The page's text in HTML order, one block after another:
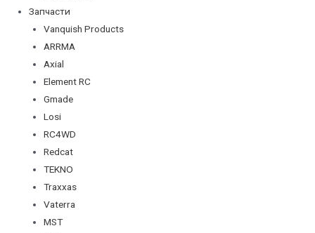
Запчасти
Vanquish Products
ARRMA
Axial
Element RC
Gmade
Losi
RC4WD
Redcat
TEKNO
Traxxas
Vaterra
MST